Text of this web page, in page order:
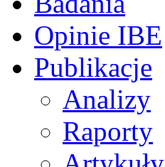
Opinie IBE
Publikacje
Analizy
Raporty